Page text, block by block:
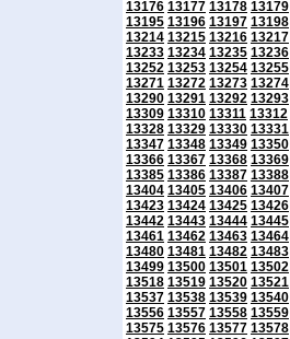
13176 13177 13178 13179
13195 13196 13197 13198
13214 13215 13216 13217
13233 13234 13235 13236
13252 13253 13254 13255
13271 13272 13273 13274
13290 13291 13292 13293
13309 13310 13311 13312
13328 13329 13330 13331
13347 13348 13349 13350
13366 13367 13368 13369
13385 13386 13387 13388
13404 13405 13406 13407
13423 13424 13425 13426
13442 13443 13444 13445
13461 13462 13463 13464
13480 13481 13482 13483
13499 13500 13501 13502
13518 13519 13520 13521
13537 13538 13539 13540
13556 13557 13558 13559
13575 13576 13577 13578